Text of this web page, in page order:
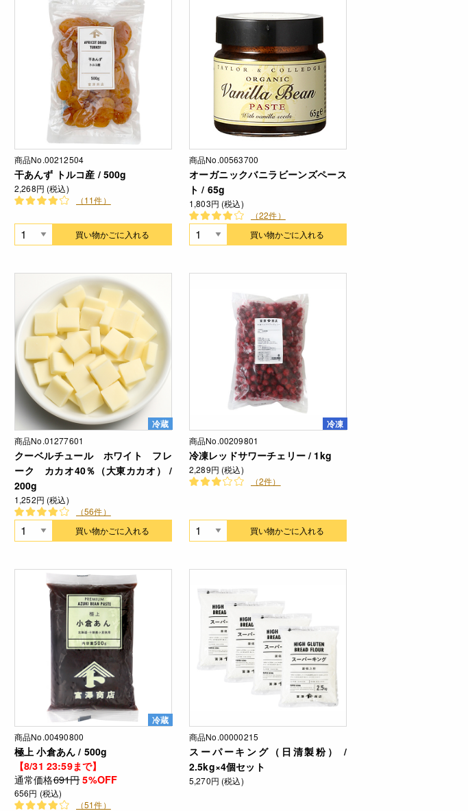
商品No.00212504
干あんず トルコ産 / 500g
2,268円 (税込)
（11件）
買い物かごに入れる
商品No.00563700
オーガニックバニラビーンズペース
ト / 65g
1,803円 (税込)
（22件）
買い物かごに入れる
冷蔵
商品No.01277601
クーベルチュール ホワイト フレ
ーク カカオ40％（大東カカオ） /
200g
1,252円 (税込)
（56件）
買い物かごに入れる
冷凍
商品No.00209801
冷凍レッドサワーチェリー / 1kg
2,289円 (税込)
（2件）
買い物かごに入れる
冷蔵
商品No.00490800
極上 小倉あん / 500g
【8/31 23:59まで】
通常価格691円 5%OFF
656円 (税込)
（51件）
商品No.00000215
スーパーキング（日清製粉） /
2.5kg×4個セット
5,270円 (税込)